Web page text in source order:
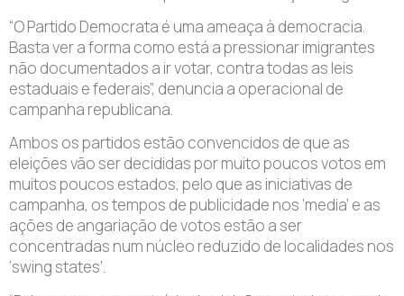
“O Partido Democrata é uma ameaça à democracia.
Basta ver a forma como está a pressionar imigrantes
não documentados a ir votar, contra todas as leis
estaduais e federais”, denuncia a operacional de
campanha republicana.
Ambos os partidos estão convencidos de que as
eleições vão ser decididas por muito poucos votos em
muitos poucos estados, pelo que as iniciativas de
campanha, os tempos de publicidade nos ‘media’ e as
ações de angariação de votos estão a ser
concentradas num núcleo reduzido de localidades nos
‘swing states’.